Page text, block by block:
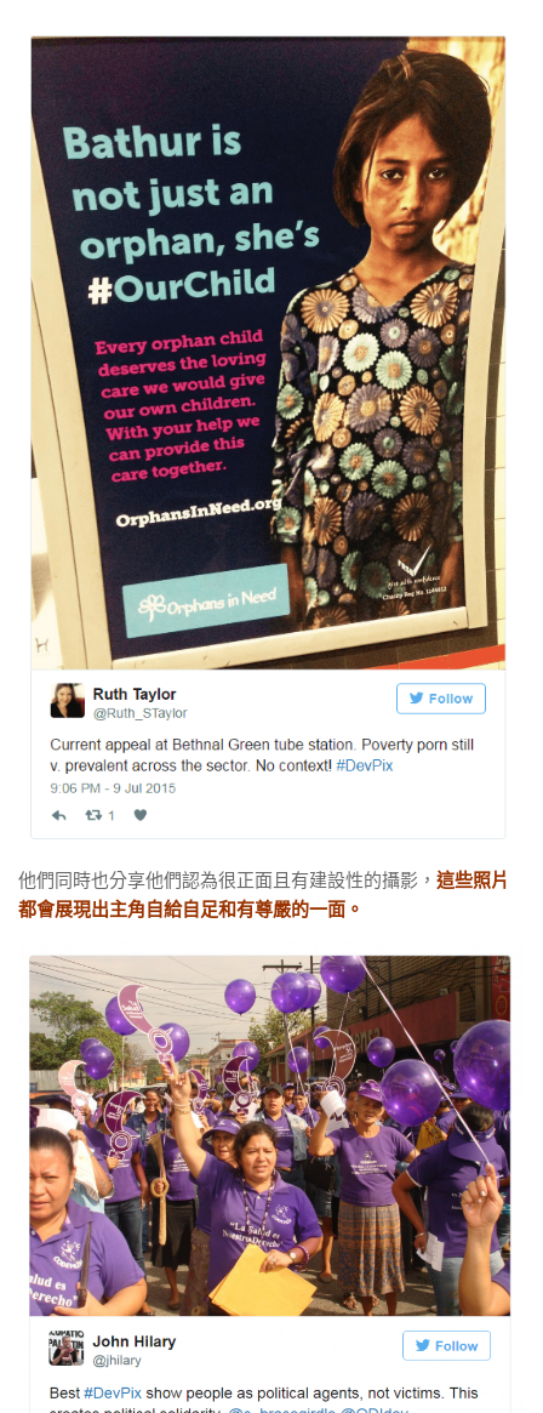
他們同時也分享他們認為很正面且有建設性的攝影， 這些照片
都會展現出主角自給自足和有尊嚴的一面。